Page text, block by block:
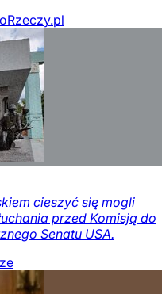
cieszyć się mogli
przed Komisją do
Senatu USA.